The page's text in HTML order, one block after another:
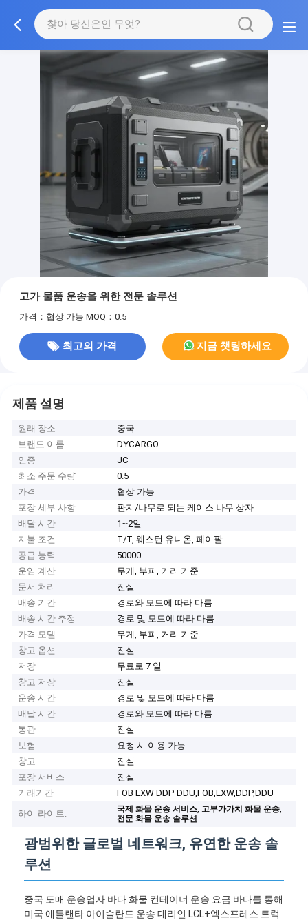
고가 물품 운송을 위한 전문 솔루션
가격：협상 가능 MOQ：0.5
최고의 가격 지금 챗팅하세요
제품 설명
원래 장소
중국
브랜드 이름
DYCARGO
인증
JC
최소 주문 수량
0.5
가격
협상 가능
포장 세부 사항
판지/나무로 되는 케이스 나무 상자
배달 시간
1~2일
지불 조건
T/T, 웨스턴 유니온, 페이팔
공급 능력
50000
운임 계산
무게, 부피, 거리 기준
문서 처리
진실
배송 기간
경로와 모드에 따라 다름
배송 시간 추정
경로 및 모드에 따라 다름
가격 모델
무게, 부피, 거리 기준
창고 옵션
진실
저장
무료로 7 일
창고 저장
진실
운송 시간
경로 및 모드에 따라 다름
배달 시간
경로와 모드에 따라 다름
통관
진실
보험
요청 시 이용 가능
창고
진실
포장 서비스
진실
거래기간
FOB EXW DDP DDU,FOB,EXW,DDP,DDU
하이 라이트:
국제 화물 운송 서비스, 고부가가치 화물 운송,
전문 화물 운송 솔루션
광범위한 글로벌 네트워크, 유연한 운송 솔
루션
중국 도매 운송업자 바다 화물 컨테이너 운송 요금 바다를 통해
미국 애틀랜타 아이슬란드 운송 대리인 LCL+엑스프레스 트럭